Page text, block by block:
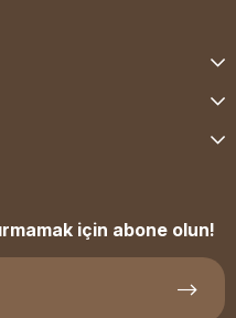
için abone olun!